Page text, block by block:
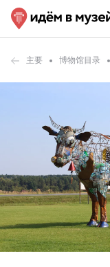
主要 博物馆目录